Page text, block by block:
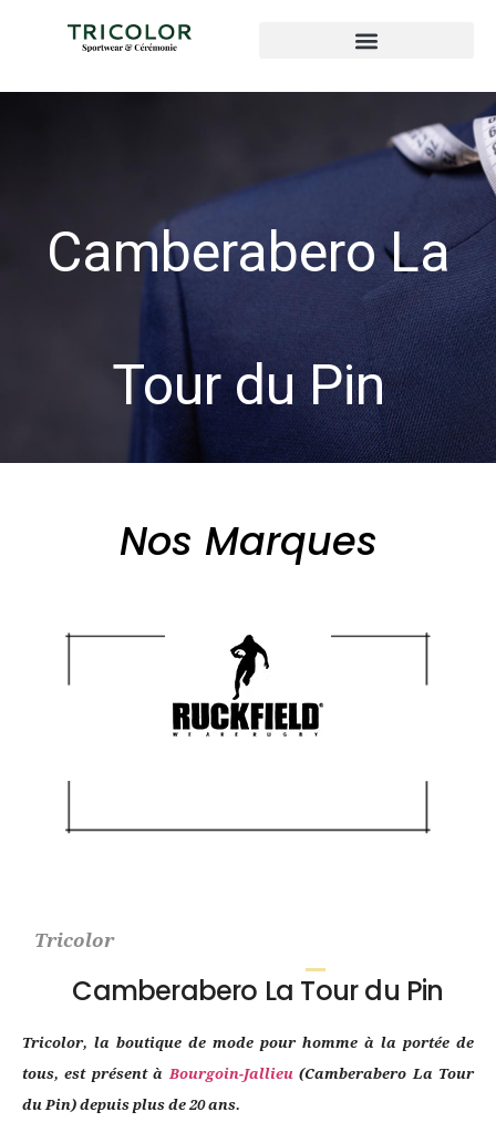
Camberabero La
Tour du Pin
Nos Marques
Tricolor
Camberabero La Tour du Pin
Tricolor, la boutique de mode pour homme à la portée de
tous, est présent àBourgoin-Jallieu(Camberabero La Tour
du Pin) depuis plus de 20 ans.